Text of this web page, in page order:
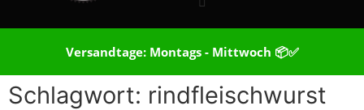
Versandtage: Montags - Mittwoch 📦✅
Schlagwort: rindfleischwurst